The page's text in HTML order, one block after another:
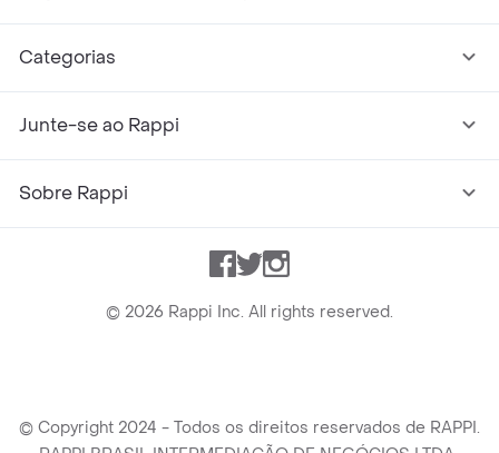
Categorias
Junte-se ao Rappi
Sobre Rappi
Facebook
TwitterInstagram
© 2026 Rappi Inc. All rights reserved.
© Copyright 2024 - Todos os direitos reservados de RAPPI.